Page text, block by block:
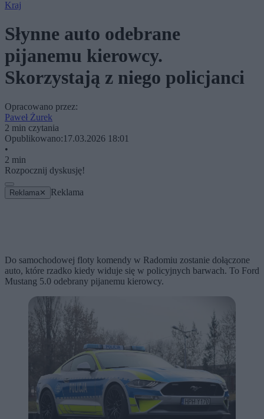
Kraj
Słynne auto odebrane
pijanemu kierowcy.
Skorzystają z niego policjanci
Opracowano przez:
Paweł Żurek
2 min czytania
Opublikowano:17.03.2026 18:01
•
2 min
Rozpocznij dyskusję!
Reklama ✕ Reklama
Do samochodowej floty komendy w Radomiu zostanie dołączone
auto, które rzadko kiedy widuje się w policyjnych barwach. To Ford
Mustang 5.0 odebrany pijanemu kierowcy.